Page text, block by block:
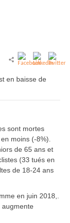
en baisse de
sont mortes
moins (-8%).
de 65 ans et
(33 tués en
de 18-24 ans
en juin 2018,.